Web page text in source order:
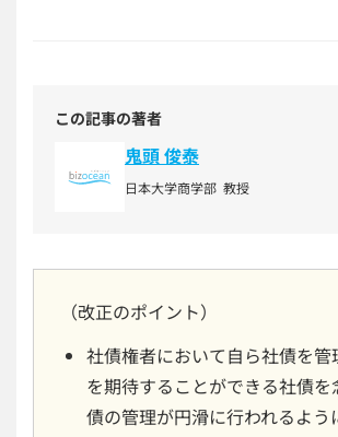
この記事の著者
鬼頭 俊泰
日本大学商学部 教授
（改正のポイント）
社債権者において自ら社債を管
を期待することができる社債
債の管理が円滑に行われるよう